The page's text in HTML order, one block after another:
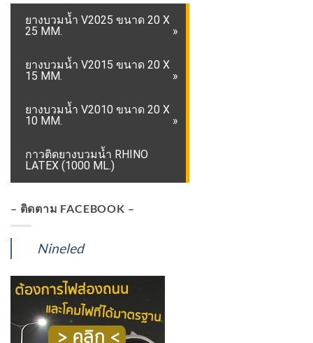
ยางบวมน้ำ V2025 ขนาด 20 X
25 MM.
ยางบวมน้ำ V2015 ขนาด 20 X
15 MM.
ยางบวมน้ำ V2010 ขนาด 20 X
10 MM.
กาวติดยางบวมน้ำ RHINO
LATEX (1000 ML.)
– ติดตาม FACEBOOK –
Nineled